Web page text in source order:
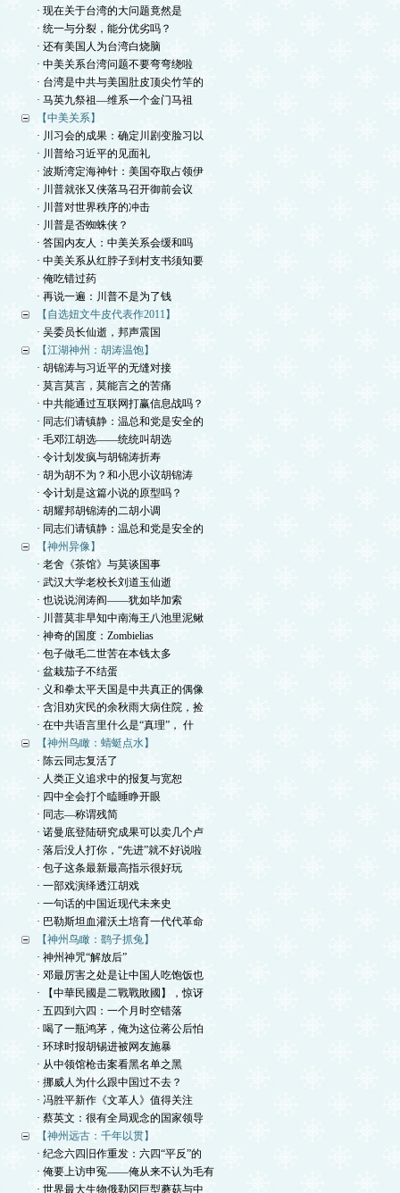
· 现在关于台湾的大问题竟然是
· 统一与分裂，能分优劣吗？
· 还有美国人为台湾白烧脑
· 中美关系台湾问题不要弯弯绕啦
· 台湾是中共与美国肚皮顶尖竹竿的
· 马英九祭祖—维系一个金门马祖
【中美关系】
· 川习会的成果：确定川剧变脸习以
· 川普给习近平的见面礼
· 波斯湾定海神针：美国夺取占领伊
· 川普就张又侠落马召开御前会议
· 川普对世界秩序的冲击
· 川普是否蜘蛛侠？
· 答国内友人：中美关系会缓和吗
· 中美关系从红脖子到村支书须知要
· 俺吃错过药
· 再说一遍：川普不是为了钱
【自选妞文牛皮代表作2011】
· 吴委员长仙逝，邦声震国
【江湖神州：胡涛温饱】
· 胡锦涛与习近平的无缝对接
· 莫言莫言，莫能言之的苦痛
· 中共能通过互联网打赢信息战吗？
· 同志们请镇静：温总和党是安全的
· 毛邓江胡选——统统叫胡选
· 令计划发疯与胡锦涛折寿
· 胡为胡不为？和小思小议胡锦涛
· 令计划是这篇小说的原型吗？
· 胡耀邦胡锦涛的二胡小调
· 同志们请镇静：温总和党是安全的
【神州异像】
· 老舍《茶馆》与莫谈国事
· 武汉大学老校长刘道玉仙逝
· 也说说润涛阎——犹如毕加索
· 川普莫非早知中南海王八池里泥鳅
· 神奇的国度：Zombielias
· 包子做毛二世苦在本钱太多
· 盆栽茄子不结蛋
· 义和拳太平天国是中共真正的偶像
· 含泪劝灾民的余秋雨大病住院，捡
· 在中共语言里什么是“真理”， 什
【神州鸟瞰：蜻蜓点水】
· 陈云同志复活了
· 人类正义追求中的报复与宽恕
· 四中全会打个瞌睡睁开眼
· 同志—称谓残简
· 诺曼底登陆研究成果可以卖几个卢
· 落后没人打你，“先进”就不好说啦
· 包子这条最新最高指示很好玩
· 一部戏演绎透江胡戏
· 一句话的中国近现代未来史
· 巴勒斯坦血灌沃土培育一代代革命
【神州鸟瞰：鹞子抓兔】
· 神州神咒“解放后”
· 邓最厉害之处是让中国人吃饱饭也
· 【中華民國是二戰戰敗國】，惊讶
· 五四到六四：一个月时空错落
· 喝了一瓶鸿茅，俺为这位蒋公后怕
· 环球时报胡锡进被网友施暴
· 从中领馆枪击案看黑名单之黑
· 挪威人为什么跟中国过不去？
· 冯胜平新作《文革人》值得关注
· 蔡英文：很有全局观念的国家领导
【神州远古：千年以贯】
· 纪念六四旧作重发：六四“平反”的
· 俺要上访申冤——俺从来不认为毛有
· 世界最大生物俄勒冈巨型蘑菇与中